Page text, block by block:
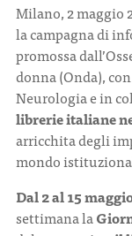
Milano, 2 maggio
la campagna di
promossa
donna (Onda),
Neurologia e in
librerie italiane
arricchita degli
mondo
Dal 2 al 15
settimana la